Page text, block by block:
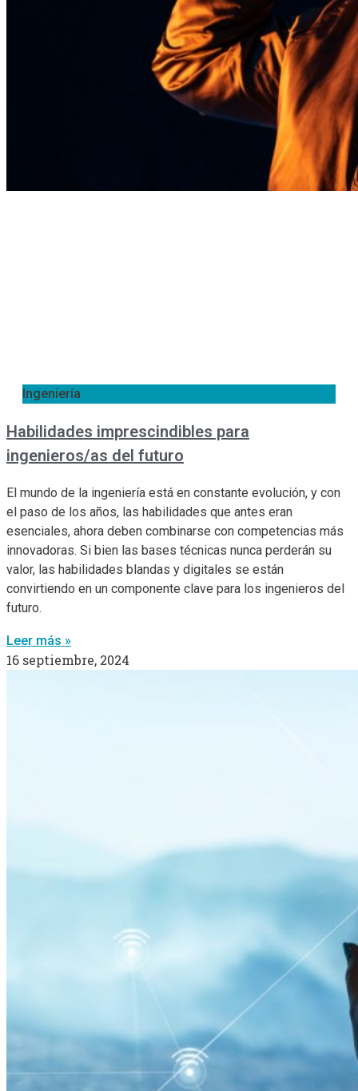
Ingeniería
Habilidades imprescindibles para
ingenieros/as del futuro
El mundo de la ingeniería está en constante evolución, y con
el paso de los años, las habilidades que antes eran
esenciales, ahora deben combinarse con competencias más
innovadoras. Si bien las bases técnicas nunca perderán su
valor, las habilidades blandas y digitales se están
convirtiendo en un componente clave para los ingenieros del
futuro.
Leer más »
16 septiembre, 2024